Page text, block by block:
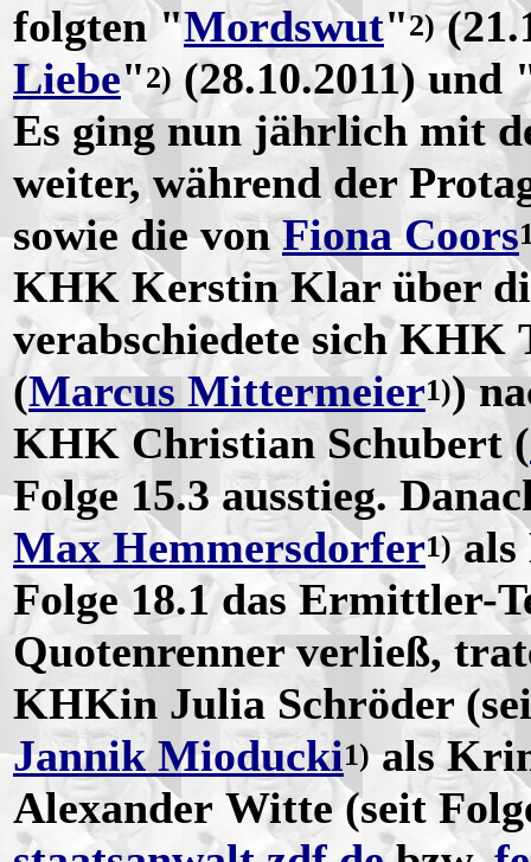
folgten "Mordswut"2)
Liebe"2) (28.10.2011) und
Es ging nun jährlich mit
weiter, während der
sowie die vonFiona Coors
KHK Kerstin Klar über
verabschiedete sich KHK
(Marcus Mittermeier1))
KHK Christian Schubert (
Folge 15.3 ausstieg.
Max Hemmersdorfer1)als
Folge 18.1 das Ermittler-
Quotenrenner verließ,
KHKin Julia Schröder
Jannik Mioducki1)als
Alexander Witte (seit